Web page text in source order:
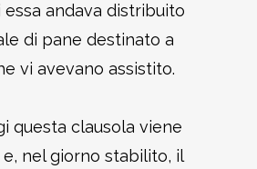
andava distribuito
di pane destinato a
vi avevano assistito.
questa clausola viene
nel giorno stabilito, il